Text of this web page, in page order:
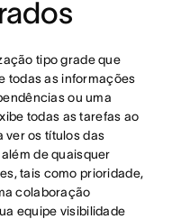
tipo grade que
todas as informações
ou uma
todas as tarefas ao
ver os títulos das
de quaisquer
tais como prioridade,
colaboração
equipe visibilidade